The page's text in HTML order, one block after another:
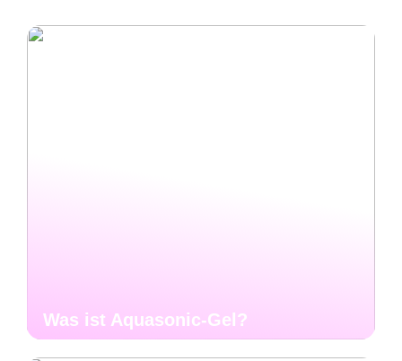
Was ist Aquasonic-Gel?